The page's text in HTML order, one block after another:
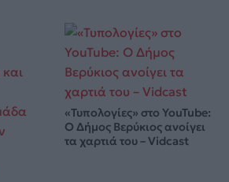
«Τυπολογίες» στο YouTube:
Ο Δήμος Βερύκιος ανοίγει
τα χαρτιά του – Vidcast